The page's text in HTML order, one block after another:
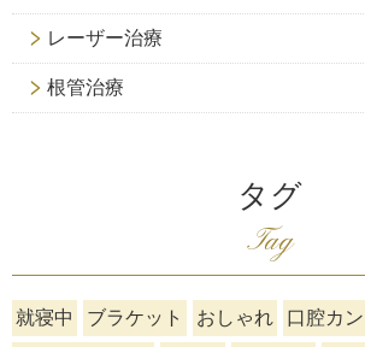
レーザー治療
根管治療
タグ
Tag
就寝中 ブラケット おしゃれ 口腔カ